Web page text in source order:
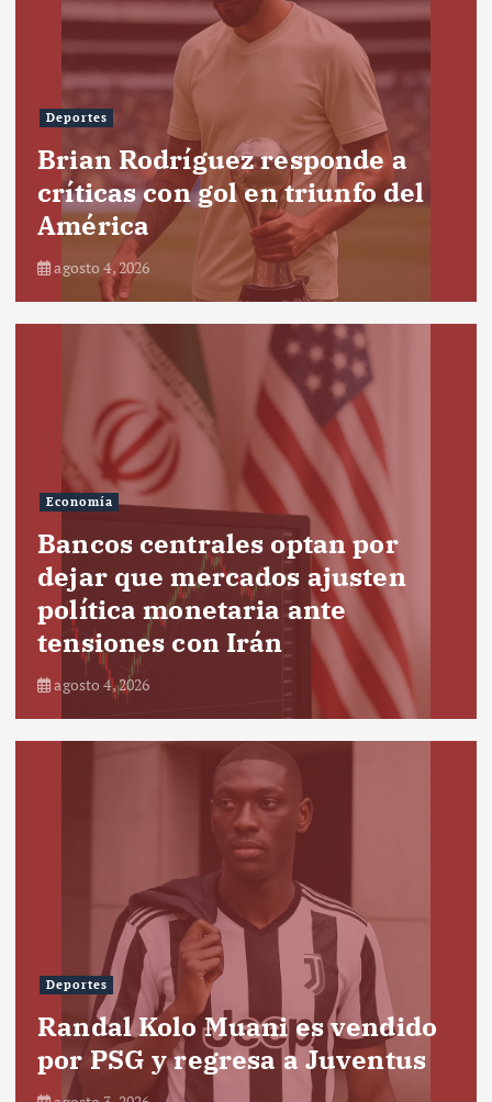
Deportes
Brian Rodríguez responde a
críticas con gol en triunfo del
América
agosto 4, 2026
Economía
Bancos centrales optan por
dejar que mercados ajusten
política monetaria ante
tensiones con Irán
agosto 4, 2026
Deportes
Randal Kolo Muani es vendido
por PSG y regresa a Juventus